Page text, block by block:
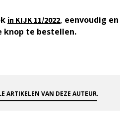
in KIJK 11/2022, eenvoudig en
knop te bestellen.
ARTIKELEN VAN DEZE AUTEUR.